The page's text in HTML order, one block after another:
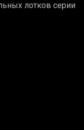
лотков серии